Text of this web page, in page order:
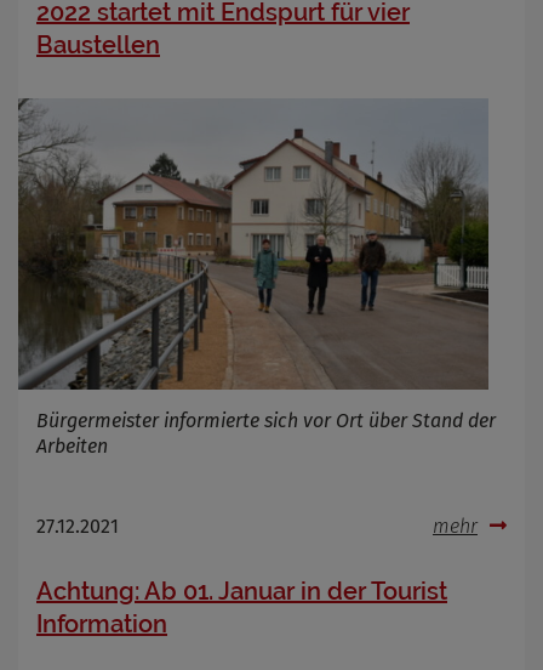
2022 startet mit Endspurt für vier
Baustellen
Bürgermeister informierte sich vor Ort über Stand der
Arbeiten
27.12.2021 mehr
Achtung: Ab 01. Januar in der Tourist
Information